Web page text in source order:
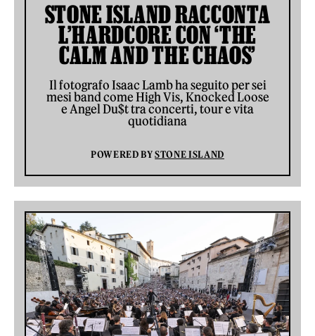
STONE ISLAND RACCONTA
L’HARDCORE CON ‘THE
CALM AND THE CHAOS’
Il fotografo Isaac Lamb ha seguito per sei
mesi band come High Vis, Knocked Loose
e Angel Du$t tra concerti, tour e vita
quotidiana
POWERED BYSTONE ISLAND